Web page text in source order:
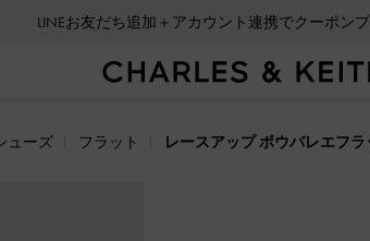
LINEお友だち追加＋アカウント連携でクーポン
ューズ フラット レースアップ ボウバレエフラ